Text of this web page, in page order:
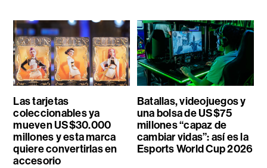
Las tarjetas
coleccionables ya
mueven US$30.000
millones y esta marca
quiere convertirlas en
accesorio
Batallas, videojuegos y
una bolsa de US$75
millones “capaz de
cambiar vidas”: así es la
Esports World Cup 2026